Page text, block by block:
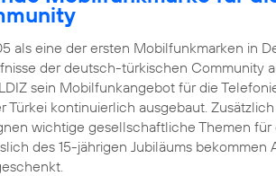
als eine der ersten Mobilfunkmarken in
der deutsch-türkischen Community
sein Mobilfunkangebot für die
kontinuierlich ausgebaut.
wichtige gesellschaftliche Themen
des 15-jährigen Jubiläums bekommen